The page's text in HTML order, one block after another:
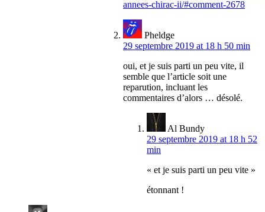
annees-chirac-ii/#comment-2678
Pheldge
29 septembre 2019 at 18 h 50 min
oui, et je suis parti un peu vite, il
semble que l’article soit une
reparution, incluant les
commentaires d’alors … désolé.
Al Bundy
29 septembre 2019 at 18 h 52
min
« et je suis parti un peu vite »
étonnant !